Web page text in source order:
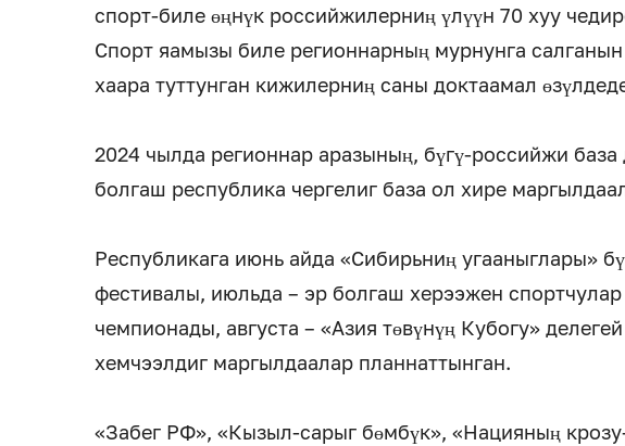
спорт-биле өңнүк российжилерниң үлүүн 70 хуу
Спорт яамызы биле регионнарның мурнунга
хаара туттунган кижилерниң саны доктаамал
2024 чылда регионнар аразының, бүгү-российжи база
болгаш республика чергелиг база ол хире
Республикага июнь айда «Сибирьниң угааныглары»
фестивалы, июльда – эр болгаш херээжен
чемпионады, августа – «Азия төвүнүң Кубогу»
хемчээлдиг маргылдаалар планнаттынган.
«Забег РФ», «Кызыл-сарыг бөмбүк», «Нацияның